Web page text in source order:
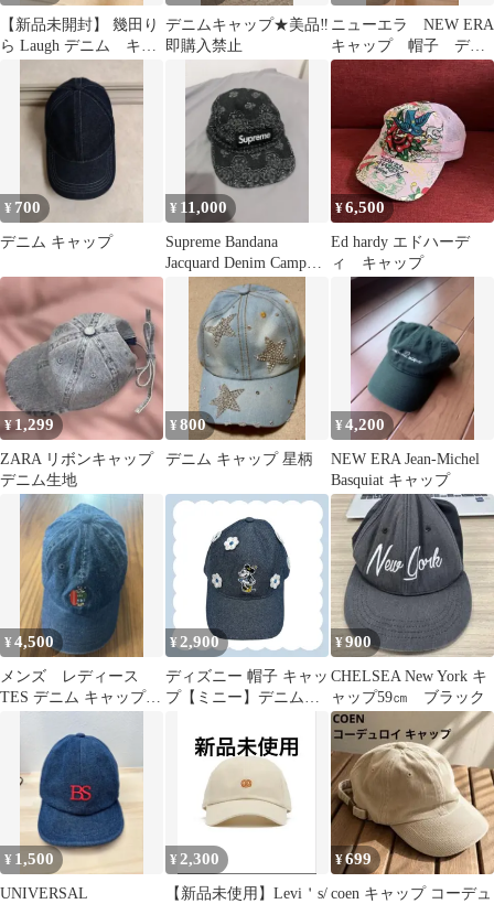
【新品未開封】 幾田り
ら Laugh デニム キャ
デニムキャップ★美品‼️
即購入禁止
ニューエラ NEW ERA
キャップ 帽子 デニ
ム ネイビー
¥ 700
デニム キャップ
¥ 11,000
Supreme Bandana
Jacquard Denim Camp
¥6,500
Ed hardy エドハーデ
ィ キャップ
¥1,299
ZARA リボンキャップ
デニム生地
¥800
デニム キャップ 星柄
¥4,200
NEW ERA Jean-Michel
Basquiat キャップ
¥4,500
メンズ レディース
TES デニム キャップ
¥ 2,900
ディズニー 帽子 キャッ
プ【ミニー】デニム
ゾート TDR
¥900
CHELSEA New York キ
ャップ59㎝ ブラック
¥ 1,500
UNIVERSAL
¥2,300
【新品未使用】Levi＇s/
¥699
coen キャップ コーデュ